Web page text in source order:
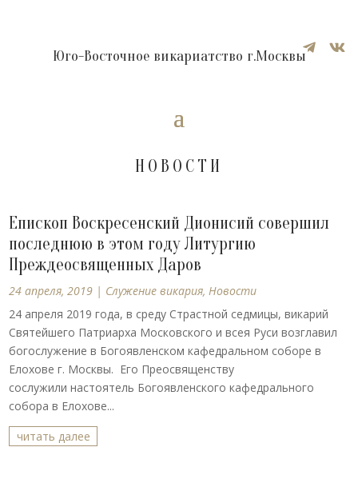
 
Юго-Восточное викариатство г.Москвы
НОВОСТИ
Епископ Воскресенский Дионисий совершил
последнюю в этом году Литургию
Преждеосвященных Даров
24 апреля, 2019 | Cлужение викария,Новости
24 апреля 2019 года, в среду Страстной седмицы, викарий
Святейшего Патриарха Московского и всея Руси возглавил
богослужение в Богоявленском кафедральном соборе в
Елохове г. Москвы. Его Преосвященству
сослужили настоятель Богоявленского кафедрального
собора в Елохове...
читать далее